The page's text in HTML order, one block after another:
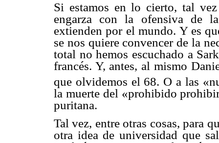
Si estamos en lo cierto, tal
engarza con la ofensiva de
extienden por el mundo. Y es
se nos quiere convencer de la
total no hemos escuchado a
francés. Y, antes, al mismo
que olvidemos el 68. O a las
la muerte del «prohibido
puritana.
Tal vez, entre otras cosas, para
otra idea de universidad que